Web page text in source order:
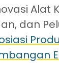
Alat
dan